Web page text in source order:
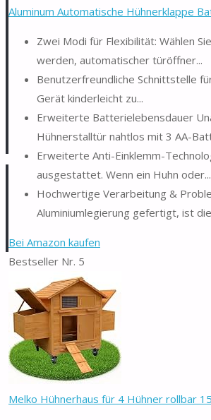
Aluminum Automatische Hühnerklappe
Zwei Modi für Flexibilität: Wählen
werden, automatischer türöffner...
Benutzerfreundliche Schnittstelle
Gerät kinderleicht zu...
Erweiterte Batterielebensdauer
Hühnerstalltür nahtlos mit 3 AA-
Erweiterte Anti-Einklemm-
ausgestattet. Wenn ein Huhn oder...
Hochwertige Verarbeitung &
Aluminiumlegierung gefertigt, ist
Bei Amazon kaufen
Bestseller Nr. 5
Melko Hühnerhaus für 4 Hühner rollbar